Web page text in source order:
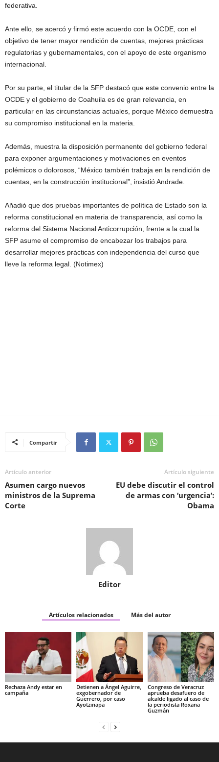
federativa.
Ante ello, se acercó y firmó este acuerdo con la OCDE, con el
objetivo de tener mayor rendición de cuentas, mejores prácticas
regulatorias y gubernamentales, con el apoyo de este organismo
internacional.
Por su parte, el titular de la SFP destacó que este convenio entre la
OCDE y el gobierno de Coahuila es de gran relevancia, en
particular en las circunstancias actuales, porque México demuestra
su compromiso institucional en la materia.
Además, muestra la disposición permanente del gobierno federal
para exponer argumentaciones y motivaciones en eventos
polémicos o dolorosos, “México también trabaja en la rendición de
cuentas, en la construcción institucional”, insistió Andrade.
Añadió que dos pruebas importantes de política de Estado son la
reforma constitucional en materia de transparencia, así como la
reforma del Sistema Nacional Anticorrupción, frente a la cual la
SFP asume el compromiso de encabezar los trabajos para
desarrollar mejores prácticas con independencia del curso que
lleve la reforma legal. (Notimex)
Compartir
Artículo anterior
Asumen cargo nuevos
ministros de la Suprema
Corte
Artículo siguiente
EU debe discutir el control
de armas con ‘urgencia’:
Obama
Editor
Artículos relacionados Más del autor
Rechaza Andy estar en
campaña
Detienen a Ángel Aguirre,
exgobernador de
Guerrero, por caso
Ayotzinapa
Congreso de Veracruz
aprueba desafuero de
alcalde ligado al caso de
la periodista Roxana
Guzmán